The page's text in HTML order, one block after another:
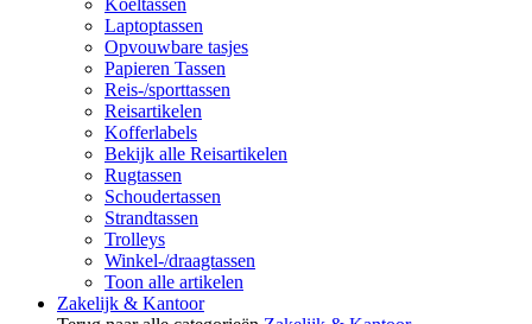
Koeltassen
Laptoptassen
Opvouwbare tasjes
Papieren Tassen
Reis-/sporttassen
Reisartikelen
Kofferlabels
Bekijk alle Reisartikelen
Rugtassen
Schoudertassen
Strandtassen
Trolleys
Winkel-/draagtassen
Toon alle artikelen
Zakelijk & Kantoor